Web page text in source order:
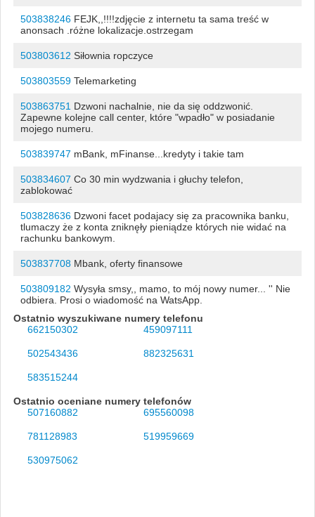
503838246FEJK,,!!!!zdjęcie z internetu ta sama treść w
anonsach .różne lokalizacje.ostrzegam
503803612 Siłownia ropczyce
503803559Telemarketing
503863751 Dzwoni nachalnie, nie da się oddzwonić.
Zapewne kolejne call center, które "wpadło" w posiadanie
mojego numeru.
503839747 mBank, mFinanse...kredyty i takie tam
503834607 Co 30 min wydzwania i głuchy telefon,
zablokować
503828636Dzwoni facet podajacy się za pracownika banku,
tlumaczy że z konta zniknęły pieniądze których nie widać na
rachunku bankowym.
503837708Mbank, oferty finansowe
503809182 Wysyła smsy,, mamo, to mój nowy numer... '' Nie
odbiera. Prosi o wiadomość na WatsApp.
Ostatnio wyszukiwane numery telefonu
662150302
459097111
502543436 882325631
583515244
Ostatnio oceniane numery telefonów
507160882
695560098
781128983 519959669
530975062